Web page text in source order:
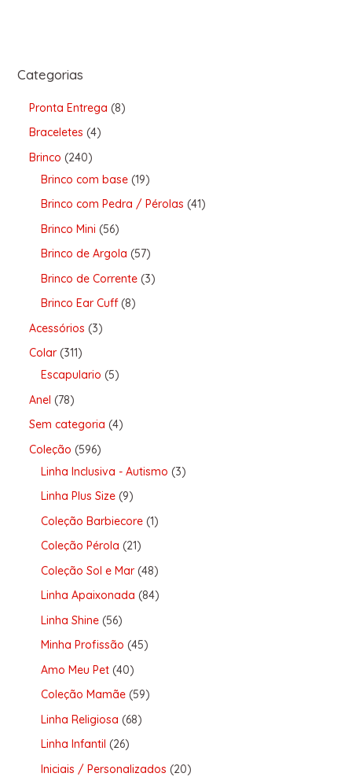
Categorias
Pronta Entrega 8
Braceletes 4
Brinco 240
Brinco com base 19
Brinco com Pedra / Pérolas 41
Brinco Mini 56
Brinco de Argola 57
Brinco de Corrente 3
Brinco Ear Cuff 8
Acessórios 3
Colar 311
Escapulario 5
Anel 78
Sem categoria 4
Coleção 596
Linha Inclusiva - Autismo 3
Linha Plus Size 9
Coleção Barbiecore 1
Coleção Pérola 21
Coleção Sol e Mar 48
Linha Apaixonada 84
Linha Shine 56
Minha Profissão 45
Amo Meu Pet 40
Coleção Mamãe 59
Linha Religiosa 68
Linha Infantil 26
Iniciais / Personalizados 20